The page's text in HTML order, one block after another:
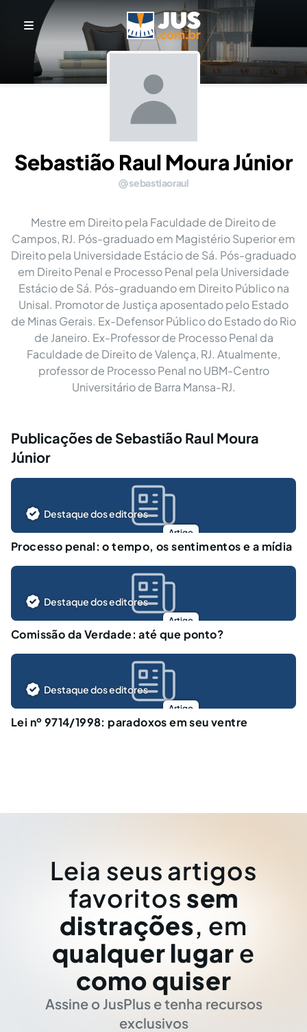
Sebastião Raul Moura Júnior
sebastiaoraul
Mestre em Direito pela Faculdade de Direito de
Campos, RJ. Pós-graduado em Magistério Superior em
Direito pela Universidade Estácio de Sá. Pós-graduado
em Direito Penal e Processo Penal pela Universidade
Estácio de Sá. Pós-graduando em Direito Público na
Unisal. Promotor de Justiça aposentado pelo Estado
de Minas Gerais. Ex-Defensor Público do Estado do Rio
de Janeiro. Ex-Professor de Processo Penal da
Faculdade de Direito de Valença, RJ. Atualmente,
professor de Processo Penal no UBM-Centro
Universitário de Barra Mansa-RJ.
Publicações de Sebastião Raul Moura
Júnior
Artigo
Destaque dos editores
Processo penal: o tempo, os sentimentos e a mídia
Artigo
Destaque dos editores
Comissão da Verdade: até que ponto?
Artigo
Destaque dos editores
Lei nº 9714/1998: paradoxos em seu ventre
Leia seus artigos
favoritos sem
distrações, em
qualquer lugar e
como quiser
Assine o JusPlus e tenha recursos
exclusivos